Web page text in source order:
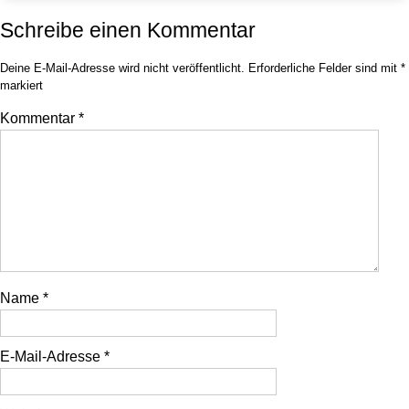
Schreibe einen Kommentar
Deine E-Mail-Adresse wird nicht veröffentlicht. Erforderliche Felder sind mit *
markiert
Kommentar *
Name *
E-Mail-Adresse *